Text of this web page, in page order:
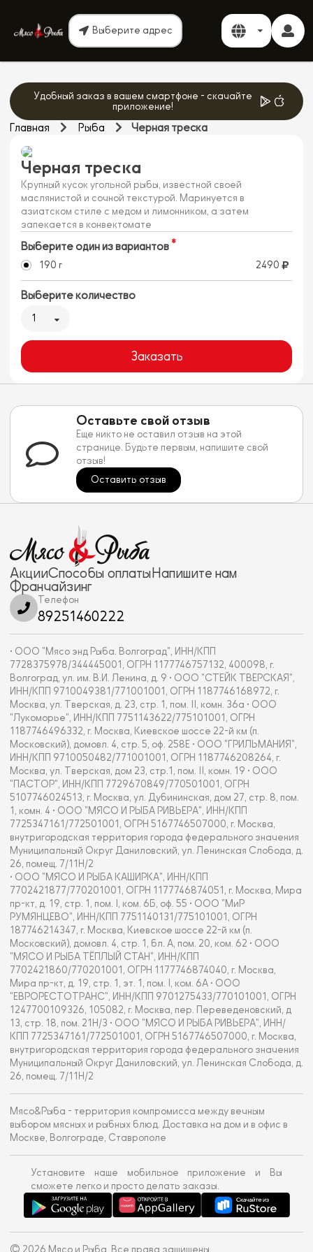
Выберите адрес
Удобный заказ в вашем смартфоне - скачайте
приложение!
Главная Рыба Черная треска
Черная треска
Крупный кусок угольной рыбы, известной своей
маслянистой и сочной текстурой. Маринуется в
азиатском стиле с медом и лимонником, а затем
запекается в конвектомате
Выберите один из вариантов
190 г 2490
Выберите количество
1
Заказать
Оставьте свой отзыв
Еще никто не оставил отзыв на этой
странице. Будьте первым, напишите свой
отзыв!
Оставить отзыв
АкцииСпособы оплатыНапишите нам
Франчайзинг
Телефон
89251460222
• ООО "Мясо энд Рыба. Волгоград", ИНН/КПП
7728375978/344445001, ОГРН 1177746757132, 400098, г.
Волгоград, ул. им. В.И. Ленина, д. 9 • ООО "СТЕЙК ТВЕРСКАЯ",
ИНН/КПП 9710049381/771001001, ОГРН 1187746168972, г.
Москва, ул. Тверская, д. 23, стр. 1, пом. II, комн. 36а • ООО
"Лукоморье", ИНН/КПП 7751143622/775101001, ОГРН
1187746496332, г. Москва, Киевское шоссе 22-й км (п.
Московский), домовл. 4, стр. 5, оф. 258Е • ООО "ГРИЛЬМАНИЯ",
ИНН/КПП 9710050482/771001001, ОГРН 1187746208264, г.
Москва, ул. Тверская, дом 23, стр.1, пом. II, комн. 19 • ООО
"ПАСТОР", ИНН/КПП 7729670849/770501001, ОГРН
5107746024513, г. Москва, ул. Дубининская, дом 27, стр. 8, пом.
1, комн. 4 • ООО "МЯСО И РЫБА РИВЬЕРА", ИНН/КПП
7725347161/772501001, ОГРН 5167746507000, г. Москва,
внутригородская территория города федерального значения
Муниципальный Округ Даниловский, ул. Ленинская Слобода, д.
26, помещ. 7/11Н/2
• ООО "МЯСО И РЫБА КАШИРКА", ИНН/КПП
7702421877/770201001, ОГРН 1177746874051, г. Москва, Мира
пр-кт, д. 19, стр. 1, пом. I, ком. 6Б, оф. 55 • ООО "МиР
РУМЯНЦЕВО", ИНН/КПП 7751140131/775101001, ОГРН
187746214347, г. Москва, Киевское шоссе 22-й км (п.
Московский), домовл. 4, стр. 1, бл. А, пом. 20, ком. 62 • ООО
"МЯСО И РЫБА ТЁПЛЫЙ СТАН", ИНН/КПП
7702421860/770201001, ОГРН 1177746874040, г. Москва,
Мира пр-кт, д. 19, стр. 1, эт. 1, пом. I, ком. 6А • ООО
"ЕВРОРЕСТОТРАНС", ИНН/КПП 9701275433/770101001, ОГРН
1247700109326, 105082, г. Москва, пер. Переведеновский, д
13, стр. 18, пом. 21Н/3 • ООО "МЯСО И РЫБА РИВЬЕРА", ИНН/
КПП 7725347161/772501001, ОГРН 5167746507000, г. Москва,
внутригородская территория города федерального значения
Муниципальный Округ Даниловский, ул. Ленинская Слобода, д.
26, помещ. 7/11Н/2
Мясо&Рыба - территория компромисса между вечным
выбором мясных и рыбных блюд. Доставка на дом и в офис в
Москве, Волгограде, Ставрополе
Установите наше мобильное приложение и Вы
сможете легко и просто делать заказы.
© 2026 Мясо и Рыба. Все права защищены.